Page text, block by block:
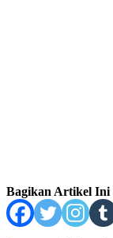
Bagikan Artikel Ini